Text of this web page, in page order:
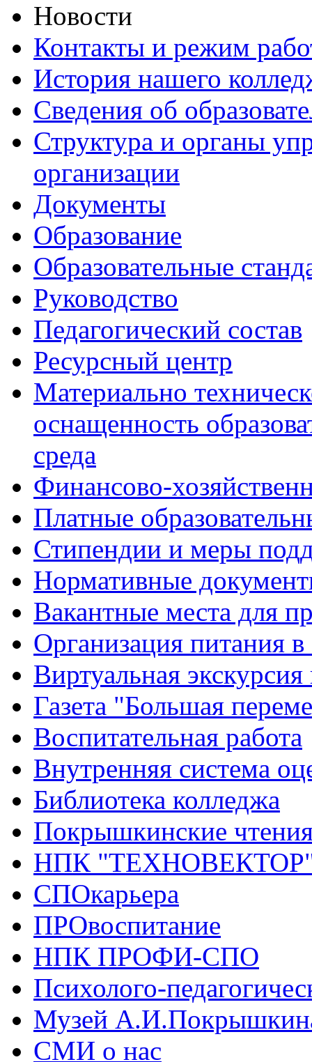
Новости
Контакты и режим
История нашего
Сведения об
Структура и органы
организации
Документы
Образование
Образовательные
Руководство
Педагогический состав
Ресурсный центр
Материально
оснащенность
среда
Финансово-
Платные
Стипендии и меры
Нормативные
Вакантные места для
Организация питания в
Виртуальная
Газета "Большая
Воспитательная работа
Внутренняя система
Библиотека колледжа
Покрышкинские
НПК
СПОкарьера
ПРОвоспитание
НПК ПРОФИ-СПО
Психолого-
Музей
СМИ о нас